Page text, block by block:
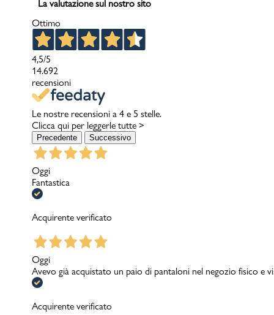
Carrello
Promo & News
negozi
contatti
pcard
Gift card
La valutazione sul nostro sito
Ottimo
4,5/5
14.692
recensioni
Le nostre recensioni a 4 e 5 stelle.
Clicca qui per leggerle tutte >
Precedente Successivo
Oggi
Fantastica
Acquirente verificato
Oggi
Avevo già acquistato un paio di pantaloni nel negozio fisico
Acquirente verificato